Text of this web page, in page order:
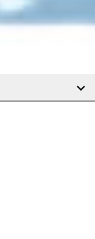
sammen –